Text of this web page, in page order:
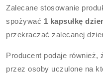
Zalecane stosowanie
spożywać 1 kapsułkę
przekraczać zalecanej
Producent podaje również,
przez osoby uczulone na